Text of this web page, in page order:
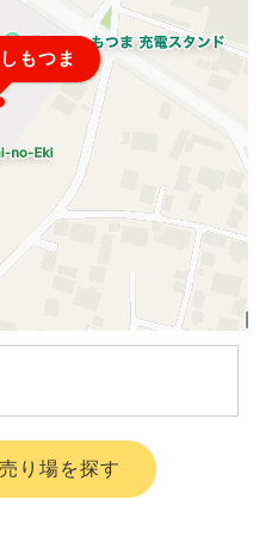
もつま
り場を探す